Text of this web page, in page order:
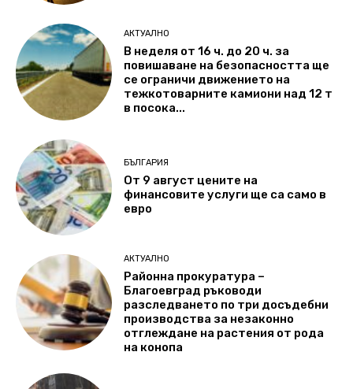
АКТУАЛНО
В неделя от 16 ч. до 20 ч. за
повишаване на безопасността ще
се ограничи движението на
тежкотоварните камиони над 12 т
в посока...
БЪЛГАРИЯ
От 9 август цените на
финансовите услуги ще са само в
евро
АКТУАЛНО
Районна прокуратура –
Благоевград ръководи
разследването по три досъдебни
производства за незаконно
отглеждане на растения от рода
на конопа